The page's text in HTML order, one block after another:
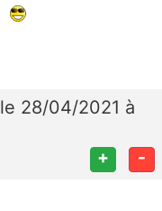
le 28/04/2021 à
+ -